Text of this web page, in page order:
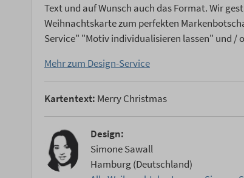
Text und auf Wunsch auch das Format. Wir
Weihnachtskarte zum perfekten
Service" "Motiv individualisieren lassen" und /
Mehr zum Design-Service
Kartentext: Merry Christmas
Design:
Simone Sawall
Hamburg (Deutschland)